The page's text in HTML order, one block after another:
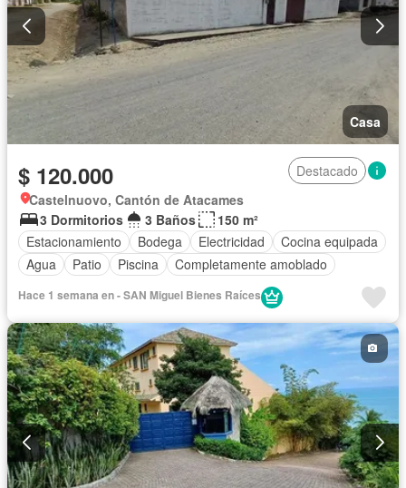
Casa
$ 120.000
Destacado
Castelnuovo, Cantón de Atacames
3 Dormitorios
3 Baños
150 m²
Estacionamiento
Bodega Electricidad
Cocina equipada
Agua
Patio Piscina Completamente amoblado
Hace 1 semana en - SAN Miguel Bienes Raíces